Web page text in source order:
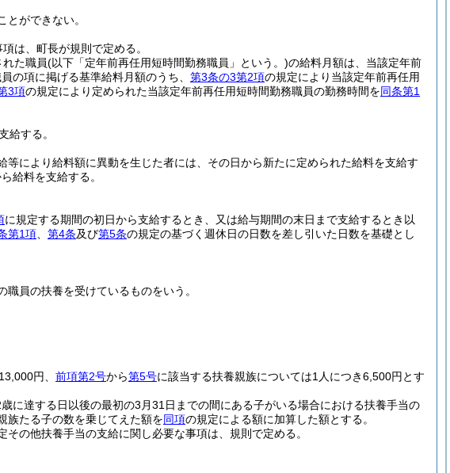
ができない。
は、町長が規則で定める。
た職員(以下「定年前再任用短時間勤務職員」という。)の給料月額は、当該定年前
の項に掲げる基準給料月額のうち、 第3条の3第2項の規定により当該定年前再任用
3項の規定により定められた当該定年前再任用短時間勤務職員の勤務時間を同条第1
給する。
により給料額に異動を生じた者には、その日から新たに定められた給料を支給す
給料を支給する。
に規定する期間の初日から支給するとき、又は給与期間の末日まで支給するとき以
第1項 第4条及び第5条の規定の基づく週休日の日数を差し引いた日数を基礎とし
員の扶養を受けているものをいう。
円、 前項第2号から第5号に該当する扶養親族については1人につき6,500円とす
に達する日以後の最初の3月31日までの間にある子がいる場合における扶養手当の
族たる子の数を乗じてえた額を同項の規定による額に加算した額とする。
の他扶養手当の支給に関し必要な事項は、規則で定める。